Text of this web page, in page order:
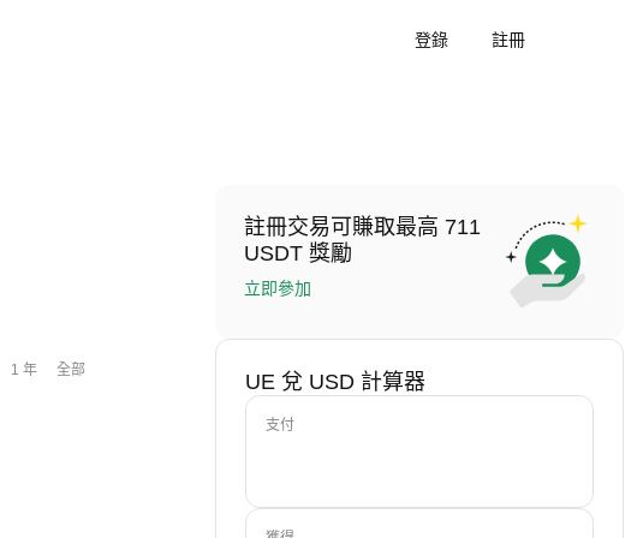
登錄 註冊
1 年 全部
註冊交易可賺取最高 711
USDT 獎勵
立即參加
UE 兌 USD 計算器
支付